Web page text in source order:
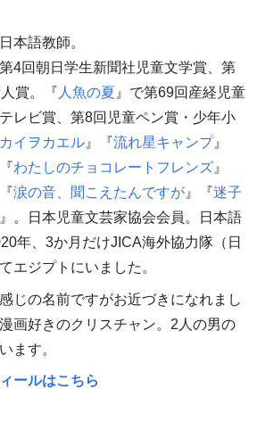
本語教師。
4回朝日学生新聞社児童文学賞、第
賞。『 人魚の夏 』で第69回産経児童
レビ賞、第8回児童ペン賞・少年小
イヲカエル』『流れ星キャンプ』
わたしのチョコレートフレンズ』
涙の音、聞こえたんですが』『迷子
』。日本児童文芸家協会会員。日本語
年、3か月だけJICA海外協力隊（日
エジプトにいました。
じの名前ですがお近づきになれまし
画好きのクリスチャン。2人の男の
ます。
ールはこちら